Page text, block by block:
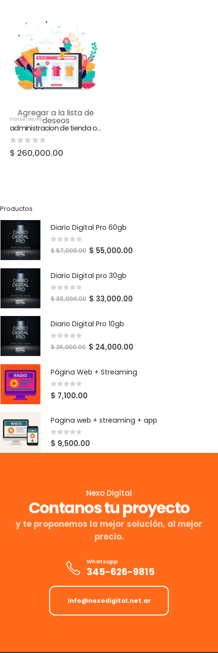
Agregar a la lista de
deseos
TIENDA ONLINE
administracion de tienda online + redes sociales
0 out of 5
$ 260,000.00
Productos
Diario Digital Pro 60gb
0 out of 5
$57,000.00 $ 55,000.00
Diario Digital pro 30gb
0 out of 5
$35,000.00 $ 33,000.00
Diario Digital Pro 10gb
0 out of 5
$26,000.00 $ 24,000.00
Página Web + Streaming
0 out of 5
$ 7,100.00
Pagina web + streaming + app
0 out of 5
$ 9,500.00
Nexo Digital
Contanos tu proyecto
y te proponemos la mejor solución, al mejor
precio.
Whatsapp
345-626-9815
info@nexodigital.net.ar